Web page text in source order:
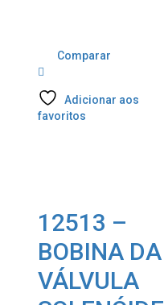
Comparar
Adicionar aos
favoritos
12513 –
BOBINA DA
VÁLVULA